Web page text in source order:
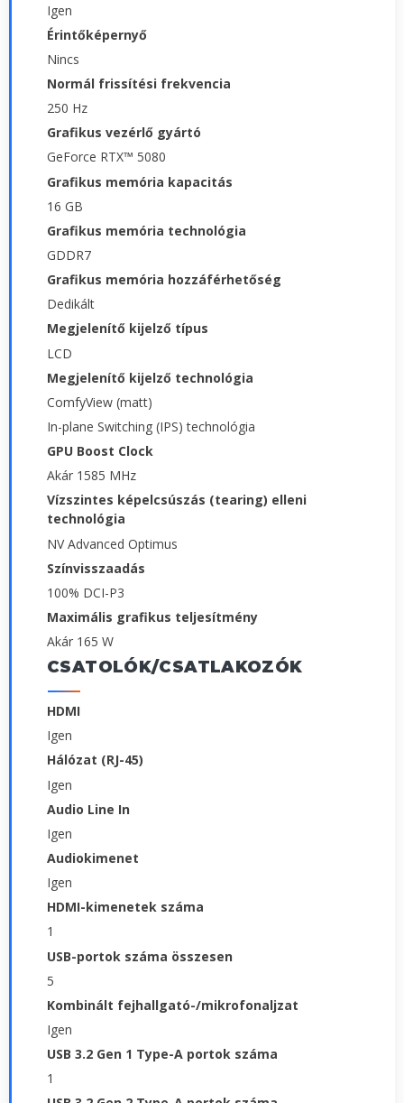
Igen
Érintőképernyő
Nincs
Normál frissítési frekvencia
250 Hz
Grafikus vezérlő gyártó
GeForce RTX™ 5080
Grafikus memória kapacitás
16 GB
Grafikus memória technológia
GDDR7
Grafikus memória hozzáférhetőség
Dedikált
Megjelenítő kijelző típus
LCD
Megjelenítő kijelző technológia
ComfyView (matt)
In-plane Switching (IPS) technológia
GPU Boost Clock
Akár 1585 MHz
Vízszintes képelcsúszás (tearing) elleni
technológia
NV Advanced Optimus
Színvisszaadás
100% DCI-P3
Maximális grafikus teljesítmény
Akár 165 W
CSATOLÓK/CSATLAKOZÓK
HDMI
Igen
Hálózat (RJ-45)
Igen
Audio Line In
Igen
Audiokimenet
Igen
HDMI-kimenetek száma
1
USB-portok száma összesen
5
Kombinált fejhallgató-/mikrofonaljzat
Igen
USB 3.2 Gen 1 Type-A portok száma
1